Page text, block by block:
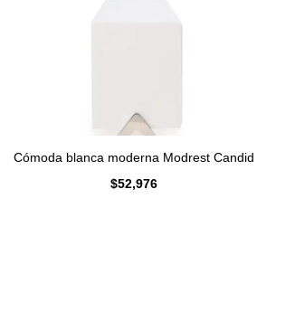
Cómoda blanca moderna Modrest Candid
$52,976